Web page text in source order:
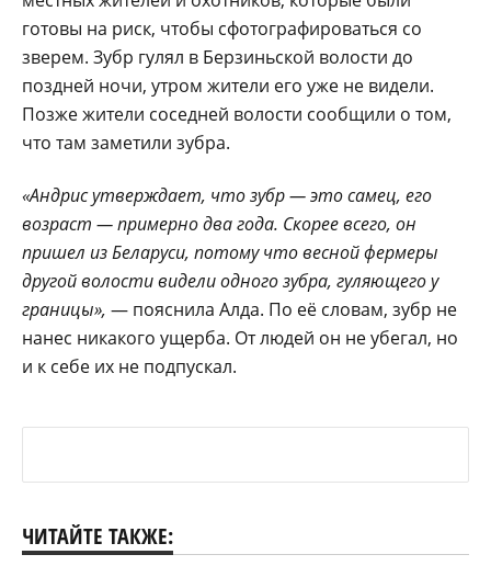
готовы на риск, чтобы сфотографироваться со
зверем. Зубр гулял в Берзиньской волости до
поздней ночи, утром жители его уже не видели.
Позже жители соседней волости сообщили о том,
что там заметили зубра.
«Андрис утверждает, что зубр — это самец, его
возраст — примерно два года. Скорее всего, он
пришел из Беларуси, потому что весной фермеры
другой волости видели одного зубра, гуляющего у
границы», — пояснила Алда. По её словам, зубр не
нанес никакого ущерба. От людей он не убегал, но
и к себе их не подпускал.
ЧИТАЙТЕ ТАКЖЕ: